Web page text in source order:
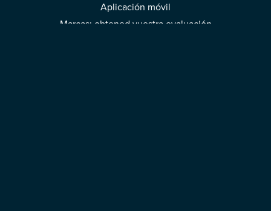
Aplicación móvil
Marcas: obtened vuestra evaluación